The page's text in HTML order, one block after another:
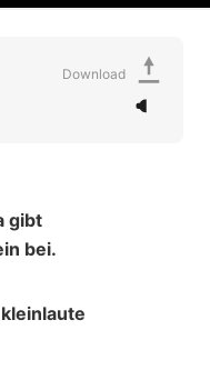
Download
gibt
bei.